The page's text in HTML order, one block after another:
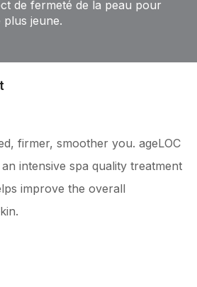
de fermeté de la peau pour
jeune.
firmer, smoother you. ageLOC
intensive spa quality treatment
improve the overall